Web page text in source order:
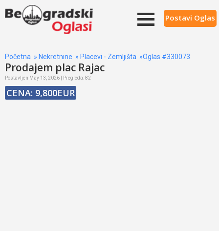
Postavi Oglas
Početna » Nekretnine » Placevi - Zemljišta »Oglas #330073
Prodajem plac Rajac
Postavljen May 13, 2026 | Pregleda: 82
CENA: 9,800EUR